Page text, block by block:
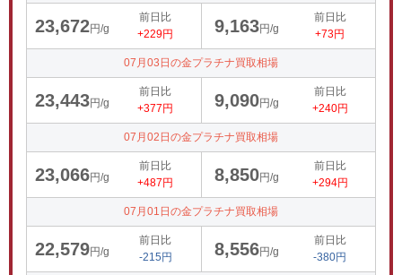
23,672円/g
前日比
+229円
9,163円/g
前日比
+73円
07月03日の金プラチナ買取相場
23,443円/g
前日比
+377円
9,090円/g
前日比
+240円
07月02日の金プラチナ買取相場
23,066円/g
前日比
+487円
8,850円/g
前日比
+294円
07月01日の金プラチナ買取相場
22,579円/g
前日比
-215円
8,556円/g
前日比
-380円